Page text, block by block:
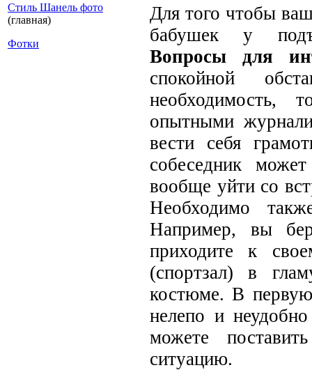
Стиль Шанель фото
(главная)
Фотки
Для того чтобы
бабушек у
Вопросы для
спокойной
необходимость,
опытными
вести себя
собеседник
вообще уйти со
Необходимо
Например, вы
приходите к
(спортзал) в
костюме. В первую
нелепо и
можете
ситуацию.